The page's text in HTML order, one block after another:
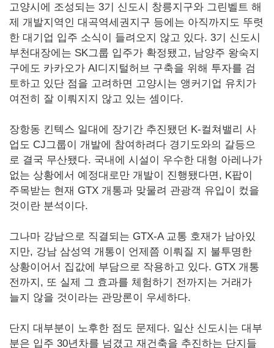
고양시에 조성되는 3기 신도시 창릉지구와 그린벨트 해
제 개발지역인 대곡역세권지구 등에는 아직까지도 뚜렷
한 대기업 입주 소식이 들려오지 않고 있다. 3기 신도시
부천대장에는 SK그룹 입주가 확정됐고, 남양주 왕숙지
구에도 카카오가 AI디지털허브 구축을 위해 투자를 검
토하고 있단 점을 고려하면 고양시는 앵커기업 유치가
여전히 잘 이뤄지지 않고 있는 셈이다.
장항동 킨텍스 일대에 장기간 추진됐던 K-컬쳐밸리 사
업도 CJ그룹이 개발에 참여하려다 경기도와의 갈등으
로 결국 무산됐다. 국내에 시설이 우수한 대형 아레나가
없는 상황에서 예정대로만 개발이 진행됐다면, K팝이
주목받는 현재 GTX 개통과 맞물려 관광객 유입이 컸을
것이란 분석이다.
그나마 강남으로 직결되는 GTX-A 교통 호재가 남아있
지만, 강남 삼성역 개통이 언제쯤 이뤄질 지 불투명한
상황이어서 집값에 부담으로 작용하고 있다. GTX 개통
전까지, 또 실제 그 효과를 체험하기 전까지는 거래가
늘지 않을 것이라는 관망론이 우세하다.
단지 대부분이 노후한 점도 문제다. 일산 신도시는 대부
분은 입주 30년차를 넘겼고 재건축을 추진하는 단지들